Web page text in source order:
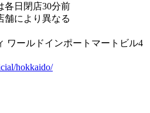
日閉店30分前
舗により異なる
ワールドインポートマートビル4
hokkaido/